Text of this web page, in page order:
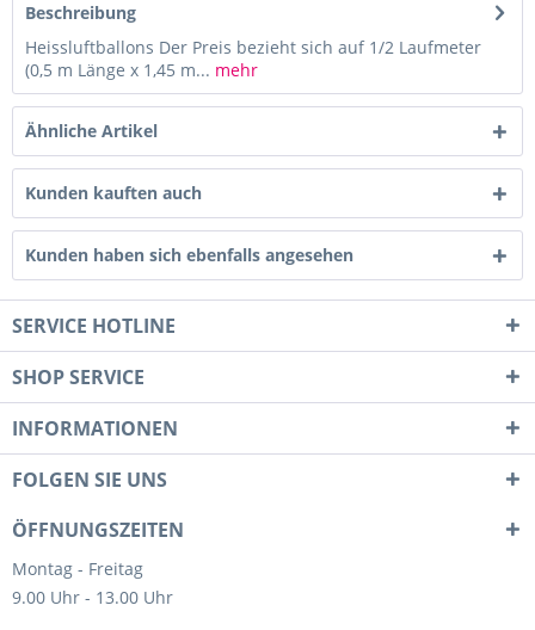
Beschreibung
Heissluftballons Der Preis bezieht sich auf 1/2 Laufmeter
(0,5 m Länge x 1,45 m... mehr
Ähnliche Artikel
Kunden kauften auch
Kunden haben sich ebenfalls angesehen
SERVICE HOTLINE
SHOP SERVICE
INFORMATIONEN
FOLGEN SIE UNS
ÖFFNUNGSZEITEN
Montag - Freitag
9.00 Uhr - 13.00 Uhr